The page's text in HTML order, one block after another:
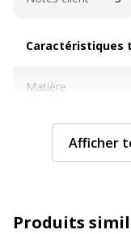
Caractéristiques
Matière
Taille
Afficher
Produits